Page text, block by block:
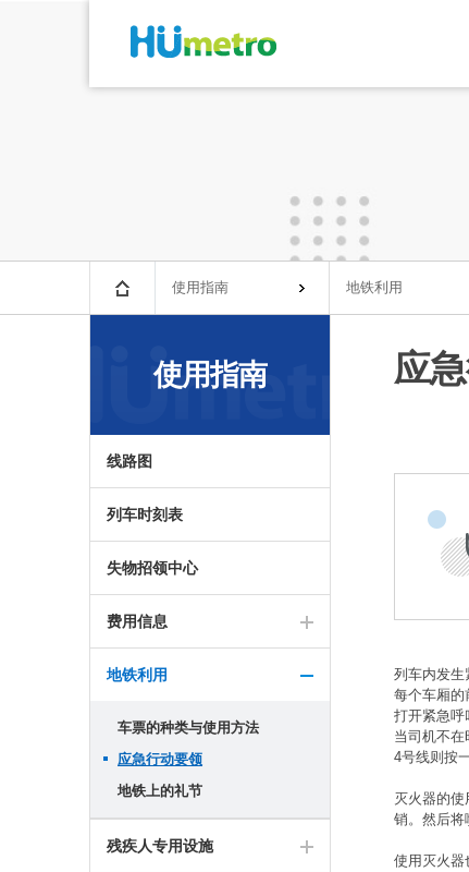
使用指南 地铁利用
使用指南
线路图
列车时刻表
失物招领中心
费用信息
地铁利用
车票的种类与使用方法
应急行动要领
地铁上的礼节
残疾人专用设施
应
列车内发生
每个车厢的
打开紧急呼
当司机不在
4号线则按
灭火器的
销。然后将
使用灭火器